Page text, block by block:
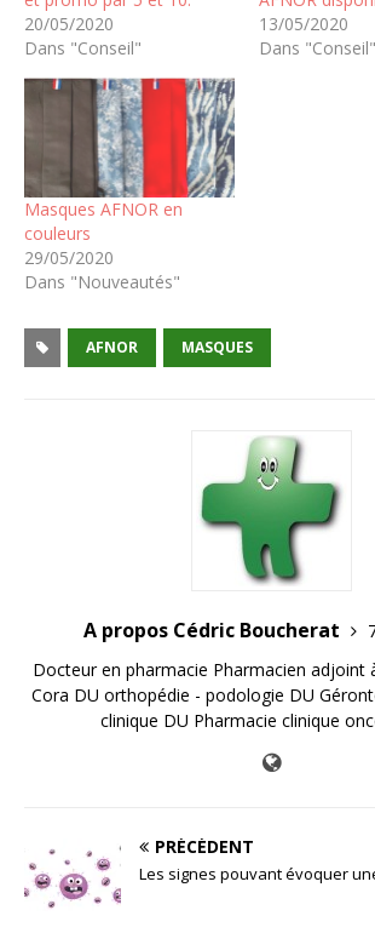
20/05/2020
Dans "Conseil"
13/05/2020
Dans "Conseil"
Masques AFNOR en
couleurs
29/05/2020
Dans "Nouveautés"
AFNOR MASQUES
A propos Cédric Boucherat
Docteur en pharmacie Pharmacien adjoint
Cora DU orthopédie - podologie DU
clinique DU Pharmacie clinique
PRÉCÉDENT
Les signes pouvant évoquer